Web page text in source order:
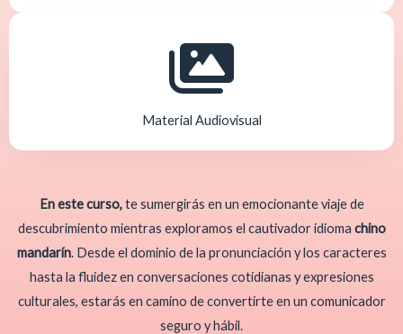
Material Audiovisual
En este curso,te sumergirás en un emocionante viaje de
descubrimiento mientras exploramos el cautivador idioma chino
mandarín. Desde el dominio de la pronunciación y los caracteres
hasta la fluidez en conversaciones cotidianas y expresiones
culturales, estarás en camino de convertirte en un comunicador
seguro y hábil.